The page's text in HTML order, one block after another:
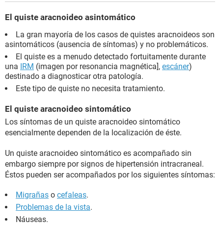
El quiste aracnoideo asintomático
La gran mayoría de los casos de quistes aracnoideos son
asintomáticos (ausencia de síntomas) y no problemáticos.
El quiste es a menudo detectado fortuitamente durante
una IRM (imagen por resonancia magnética], escáner)
destinado a diagnosticar otra patología.
Este tipo de quiste no necesita tratamiento.
El quiste aracnoideo sintomático
Los síntomas de un quiste aracnoideo sintomático
esencialmente dependen de la localización de éste.
Un quiste aracnoideo sintomático es acompañado sin
embargo siempre por signos de hipertensión intracraneal.
Éstos pueden ser acompañados por los siguientes síntomas:
Migrañas o cefaleas.
Problemas de la vista.
Náuseas.